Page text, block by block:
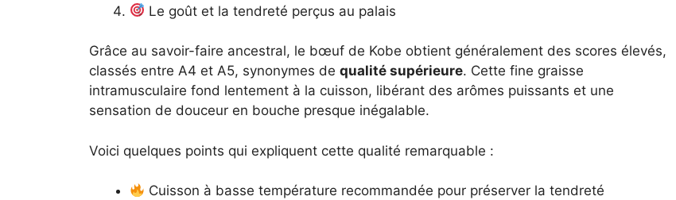
Le goût et la tendreté perçus au palais
Grâce au savoir-faire ancestral, le bœuf de Kobe obtient généralement des scores élevés,
classés entre A4 et A5, synonymes de qualité supérieure. Cette fine graisse
intramusculaire fond lentement à la cuisson, libérant des arômes puissants et une
sensation de douceur en bouche presque inégalable.
Voici quelques points qui expliquent cette qualité remarquable :
Cuisson à basse température recommandée pour préserver la tendreté